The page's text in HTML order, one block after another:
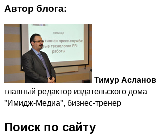
Автор блога:
Тимур Асланов
главный редактор издательского дома
"Имидж-Медиа", бизнес-тренер
Поиск по сайту